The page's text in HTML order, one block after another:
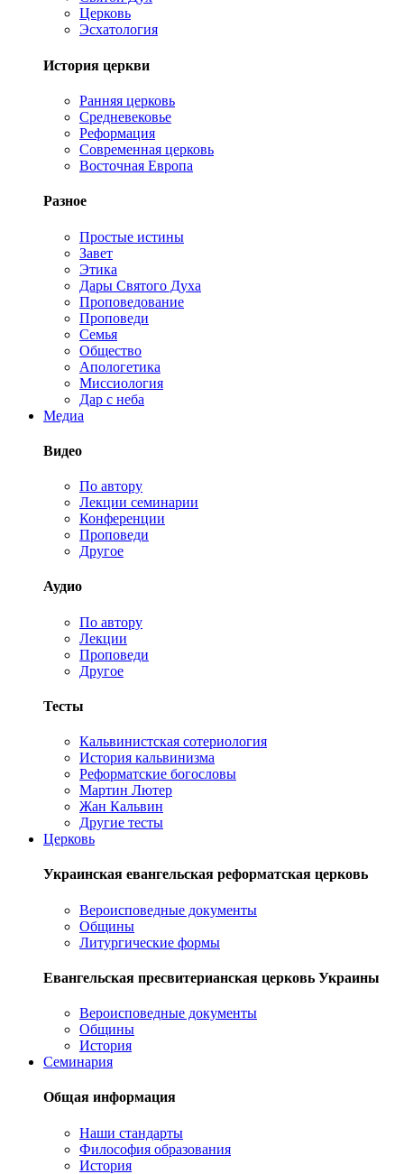
Церковь
Эсхатология
История церкви
Ранняя церковь
Средневековье
Реформация
Современная церковь
Восточная Европа
Разное
Простые истины
Завет
Этика
Дары Святого Духа
Проповедование
Проповеди
Семья
Общество
Апологетика
Миссиология
Дар с неба
Медиа
Видео
По автору
Лекции семинарии
Конференции
Проповеди
Другое
Аудио
По автору
Лекции
Проповеди
Другое
Тесты
Кальвинистская сотериология
История кальвинизма
Реформатские богословы
Мартин Лютер
Жан Кальвин
Другие тесты
Церковь
Украинская евангельская реформатская церковь
Вероисповедные документы
Общины
Литургические формы
Евангельская пресвитерианская церковь Украины
Вероисповедные документы
Общины
История
Семинария
Общая информация
Наши стандарты
Философия образования
История